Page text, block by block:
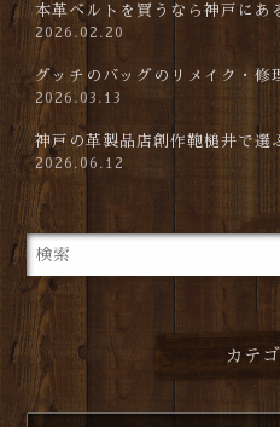
本革ベルトを買うなら神戸にあ
2026.02.20
グッチのバッグのリメイク・修
2026.03.13
神戸の革製品店創作鞄槌井で選
2026.06.12
カテ